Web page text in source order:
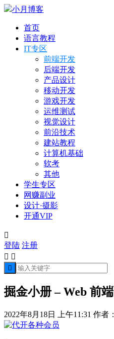
小月博客
首页
语言教程
IT专区
前端开发
后端开发
产品设计
移动开发
游戏开发
运维测试
视觉设计
前沿技术
建站教程
计算机基础
软考
其他
学生专区
网赚副业
设计·摄影
开通VIP

登陆 注册
 

掘金小册 – Web 前
2022年8月18日 上午11:31 作者：